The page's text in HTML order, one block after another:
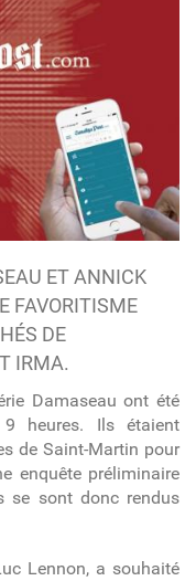
ET ANNICK
FAVORITISME
DE
IRMA.
Damaseau ont été
heures. Ils étaient
de Saint-Martin pour
enquête préliminaire
se sont donc rendus
Lennon, a souhaité